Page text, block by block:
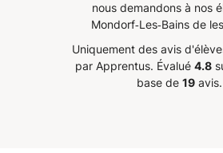
nous demandons à nos
Mondorf‑Les‑Bains de
Uniquement des avis
par Apprentus. Évalué 4.8
base de 19avis.